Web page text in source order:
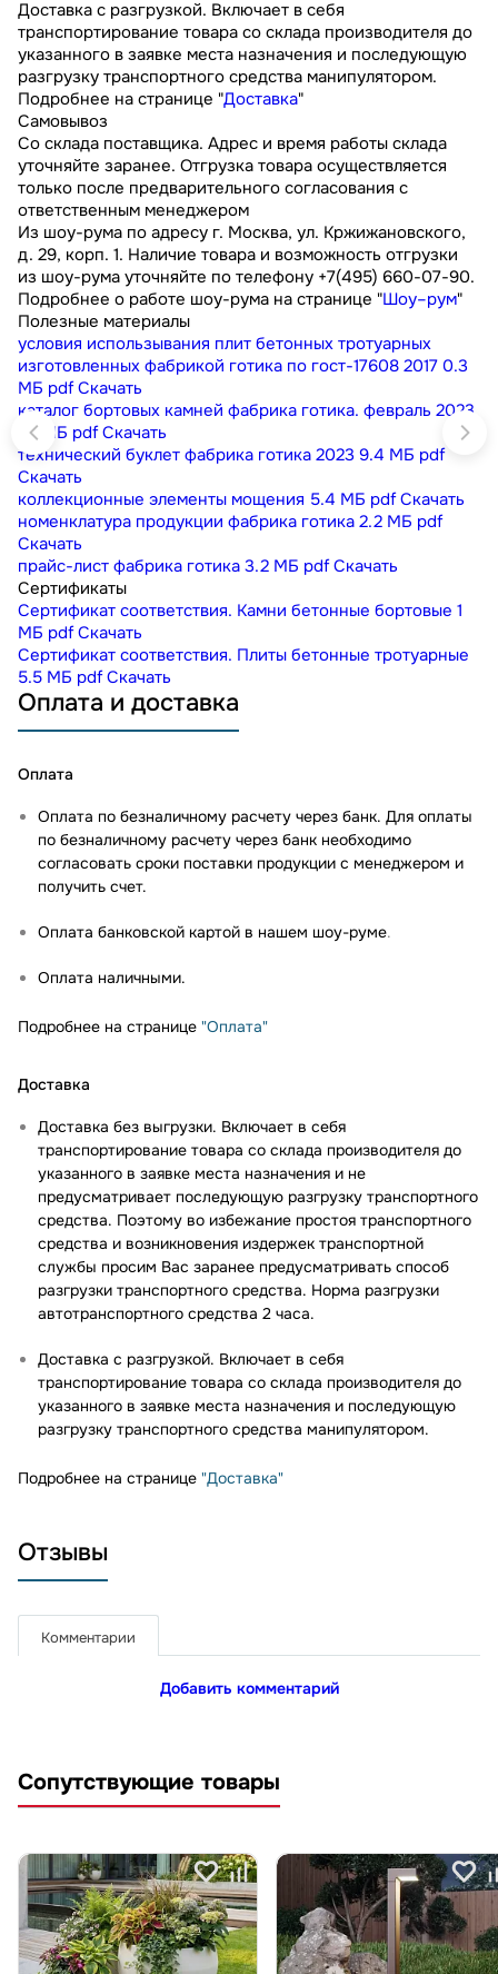
Доставка с разгрузкой. Включает в себя
транспортирование товара со склада производителя до
указанного в заявке места назначения и последующую
разгрузку транспортного средства манипулятором.
Подробнее на странице "Доставка"
Самовывоз
Со склада поставщика. Адрес и время работы склада
уточняйте заранее. Отгрузка товара осуществляется
только после предварительного согласования с
ответственным менеджером
Из шоу-рума по адресу г. Москва, ул. Кржижановского,
д. 29, корп. 1. Наличие товара и возможность отгрузки
из шоу-рума уточняйте по телефону +7(495) 660-07-90.
Подробнее о работе шоу-рума на странице "Шоу–рум"
Полезные материалы
условия использывания плит бетонных тротуарных
изготовленных фабрикой готика по гост-17608 2017 0.3
МБ pdf Скачать
каталог бортовых камней фабрика готика. февраль 2023
9.1 МБ pdf Скачать
технический буклет фабрика готика 2023 9.4 МБ pdf
Скачать
коллекционные элементы мощения 5.4 МБ pdf Скачать
номенклатура продукции фабрика готика 2.2 МБ pdf
Скачать
прайс-лист фабрика готика 3.2 МБ pdf Скачать
Сертификаты
Сертификат соответствия. Камни бетонные бортовые 1
МБ pdf Скачать
Сертификат соответствия. Плиты бетонные тротуарные
5.5 МБ pdf Скачать
Оплата и доставка
Оплата
Оплата по безналичному расчету через банк. Для оплаты
по безналичному расчету через банк необходимо
согласовать сроки поставки продукции с менеджером и
получить счет.
Оплата банковской картой в нашем шоу-руме.
Оплата наличными.
Подробнее на странице "Оплата"
Доставка
Доставка без выгрузки. Включает в себя
транспортирование товара со склада производителя до
указанного в заявке места назначения и не
предусматривает последующую разгрузку транспортного
средства. Поэтому во избежание простоя транспортного
средства и возникновения издержек транспортной
службы просим Вас заранее предусматривать способ
разгрузки транспортного средства. Норма разгрузки
автотранспортного средства 2 часа.
Доставка с разгрузкой. Включает в себя
транспортирование товара со склада производителя до
указанного в заявке места назначения и последующую
разгрузку транспортного средства манипулятором.
Подробнее на странице "Доставка"
Отзывы
Комментарии
Добавить комментарий
Сопутствующие товары